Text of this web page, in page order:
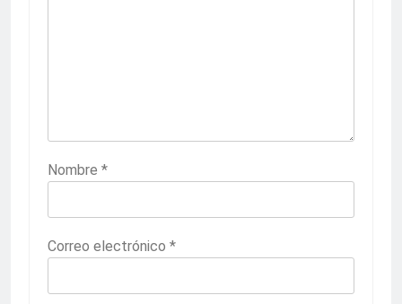
Nombre *
Correo electrónico *